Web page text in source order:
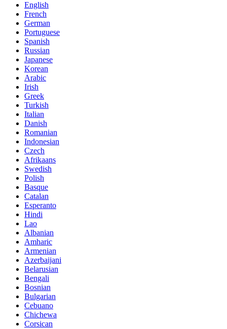
English
French
German
Portuguese
Spanish
Russian
Japanese
Korean
Arabic
Irish
Greek
Turkish
Italian
Danish
Romanian
Indonesian
Czech
Afrikaans
Swedish
Polish
Basque
Catalan
Esperanto
Hindi
Lao
Albanian
Amharic
Armenian
Azerbaijani
Belarusian
Bengali
Bosnian
Bulgarian
Cebuano
Chichewa
Corsican